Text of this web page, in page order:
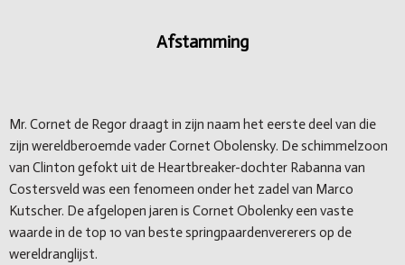
Afstamming
Mr. Cornet de Regor draagt in zijn naam het eerste deel van die
zijn wereldberoemde vader Cornet Obolensky. De schimmelzoon
van Clinton gefokt uit de Heartbreaker-dochter Rabanna van
Costersveld was een fenomeen onder het zadel van Marco
Kutscher. De afgelopen jaren is Cornet Obolenky een vaste
waarde in de top 10 van beste springpaardenvererers op de
wereldranglijst.